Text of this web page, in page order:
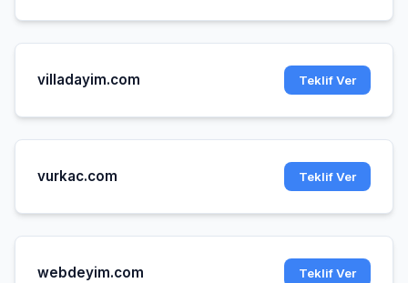
villadayim.com Teklif Ver
vurkac.com Teklif Ver
webdeyim.com Teklif Ver